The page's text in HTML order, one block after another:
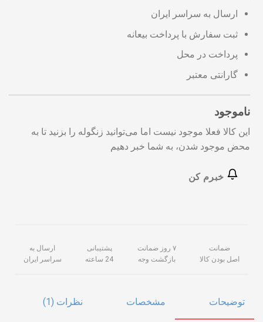
ارسال به سراسر ایران
ثبت سفارش با پرداخت بیعانه
پرداخت در محل
گارانتی معتبر
ناموجود
این کالا فعلا موجود نیست اما می‌توانید زنگوله را بزنید تا به
محض موجود شدن، به شما خبر دهیم
ضمانت
اصل بودن کالا
۷ روز ضمانت
بازگشت وجه
پشتیبانی
24 ساعته
ارسال به
سراسر ایران
توضیحات مشخصات نظرات (1)